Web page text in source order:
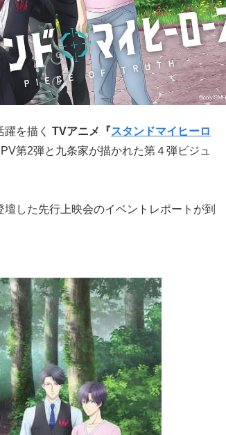
を描く TVアニメ『スタンドマイヒーロ
PV第2弾と九条家が描かれた第４弾ビジュ
した先行上映会のイベントレポートが到